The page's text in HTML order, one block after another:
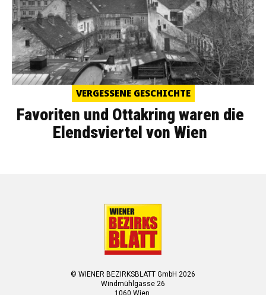
VERGESSENE GESCHICHTE
Favoriten und Ottakring waren die
Elendsviertel von Wien
© WIENER BEZIRKSBLATT GmbH 2026
Windmühlgasse 26